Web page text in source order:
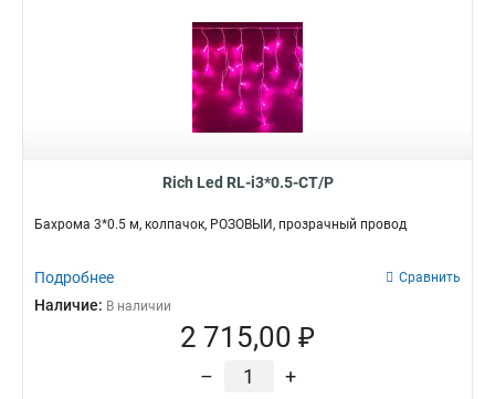
Rich Led RL-i3*0.5-CT/P
Бахрома 3*0.5 м, колпачок, РОЗОВЫЙ, прозрачный провод
Подробнее Сравнить
Наличие: В наличии
2 715,00 ₽
– +